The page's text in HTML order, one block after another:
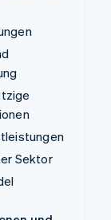
Sektor